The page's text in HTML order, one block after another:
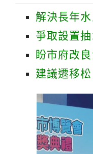
解決長年水
爭取設置
盼市府改
建議遷移